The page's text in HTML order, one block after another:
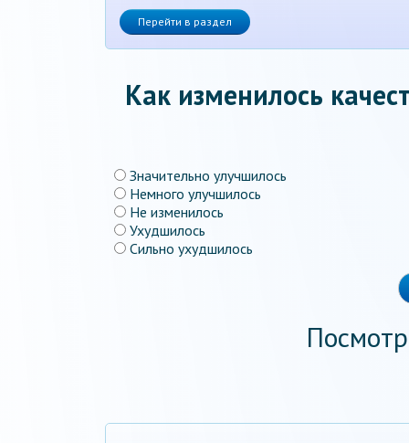
Перейти в раздел
Как изменилось
Значительно улучшилось
Немного улучшилось
Не изменилось
Ухудшилось
Сильно ухудшилось